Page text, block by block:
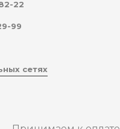
22
99
сетях